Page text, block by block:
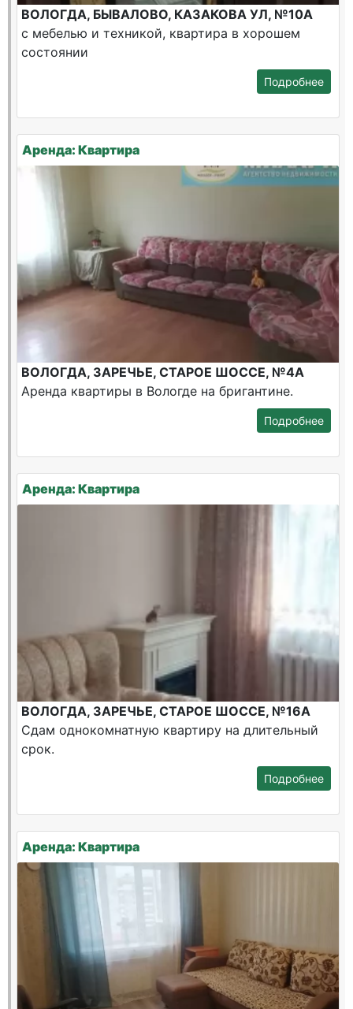
ВОЛОГДА, БЫВАЛОВО, КАЗАКОВА УЛ, №10А
с мебелью и техникой, квартира в хорошем
состоянии
Подробнее
Аренда: Квартира
ВОЛОГДА, ЗАРЕЧЬЕ, СТАРОЕ ШОССЕ, №4А
Аренда квартиры в Вологде на бригантине.
Подробнее
Аренда: Квартира
ВОЛОГДА, ЗАРЕЧЬЕ, СТАРОЕ ШОССЕ, №16А
Сдам однокомнатную квартиру на длительный
срок.
Подробнее
Аренда: Квартира